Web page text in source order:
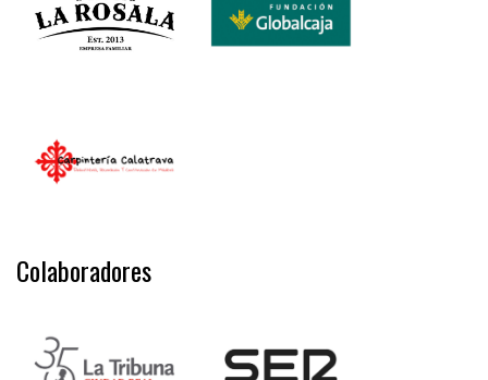
Colaboradores